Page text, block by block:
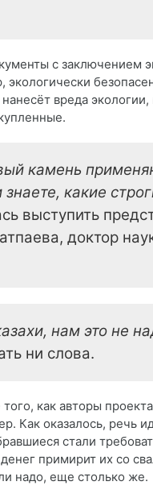
с заключением
экологически
вреда
камень
какие
выступить
доктор
нам это не
ни слова.
как авторы
Как оказалось, речь
стали
примирит их со
надо, еще столько же.